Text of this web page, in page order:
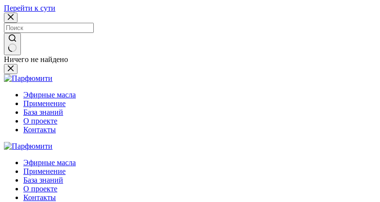
Перейти к сути
Ничего не найдено
Эфирные масла
Применение
База знаний
О проекте
Контакты
Эфирные масла
Применение
База знаний
О проекте
Контакты